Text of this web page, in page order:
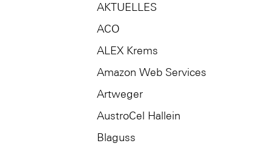
AKTUELLES
ACO
ALEX Krems
Amazon Web Services
Artweger
AustroCel Hallein
Blaguss